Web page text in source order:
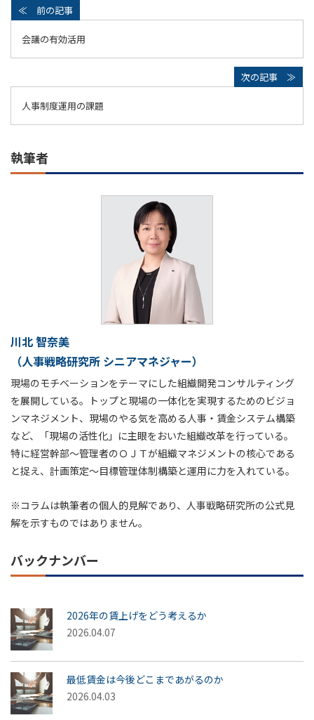
会議の有効活用
人事制度運用の課題
執筆者
川北 智奈美
（人事戦略研究所 シニアマネジャー）
現場のモチベーションをテーマにした組織開発コンサルティング
を展開している。トップと現場の一体化を実現するためのビジョ
ンマネジメント、現場のやる気を高める人事・賃金システム構築
など、「現場の活性化」に主眼をおいた組織改革を行っている。
特に経営幹部～管理者のＯＪＴが組織マネジメントの核心である
と捉え、計画策定～目標管理体制構築と運用に力を入れている。
※コラムは執筆者の個人的見解であり、人事戦略研究所の公式見
解を示すものではありません。
バックナンバー
2026年の賃上げをどう考えるか
2026.04.07
最低賃金は今後どこまであがるのか
2026.04.03